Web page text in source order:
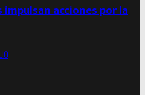
acciones por la
0